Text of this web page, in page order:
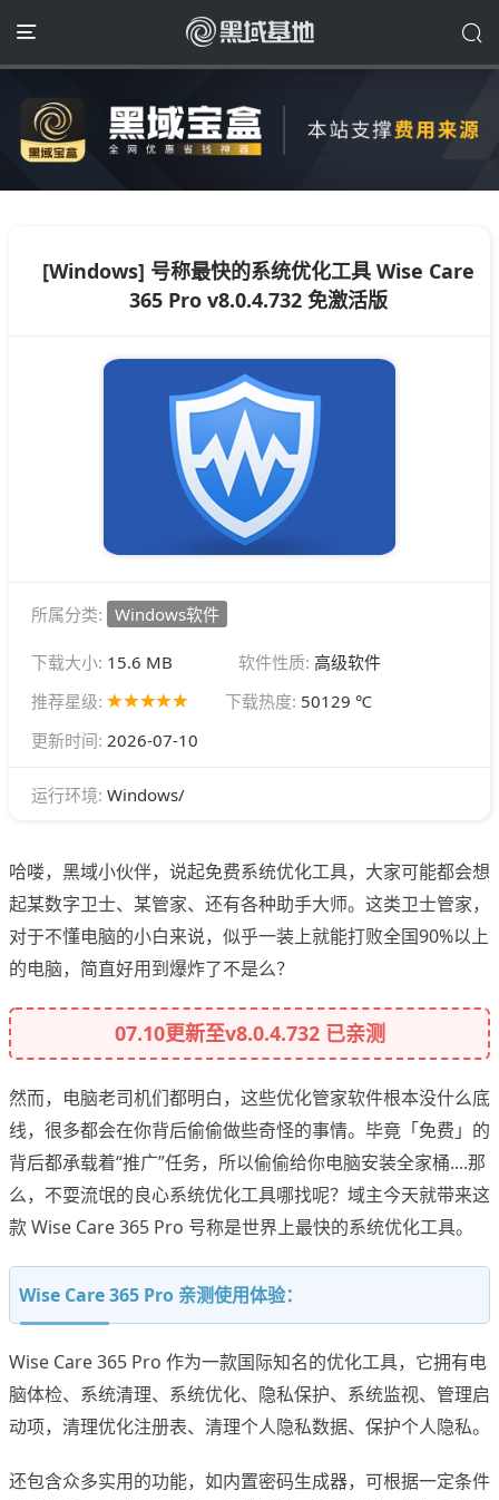
[Windows] 号称最快的系统优化工具 Wise Care
365 Pro v8.0.4.732 免激活版
所属分类: Windows软件
下载大小: 15.6 MB 软件性质: 高级软件
推荐星级:
下载热度: 50129 ℃
更新时间: 2026-07-10
运行环境: Windows/
哈喽，黑域小伙伴，说起免费系统优化工具，大家可能都会想
起某数字卫士、某管家、还有各种助手大师。这类卫士管家，
对于不懂电脑的小白来说，似乎一装上就能打败全国90%以上
的电脑，简直好用到爆炸了不是么？
07.10更新至v8.0.4.732 已亲测
然而，电脑老司机们都明白，这些优化管家软件根本没什么底
线，很多都会在你背后偷偷做些奇怪的事情。毕竟「免费」的
背后都承载着“推广”任务，所以偷偷给你电脑安装全家桶....那
么，不耍流氓的良心系统优化工具哪找呢？域主今天就带来这
款 Wise Care 365 Pro 号称是世界上最快的系统优化工具。
Wise Care 365 Pro 亲测使用体验：
Wise Care 365 Pro 作为一款国际知名的优化工具，它拥有电
脑体检、系统清理、系统优化、隐私保护、系统监视、管理启
动项，清理优化注册表、清理个人隐私数据、保护个人隐私。
还包含众多实用的功能，如内置密码生成器，可根据一定条件